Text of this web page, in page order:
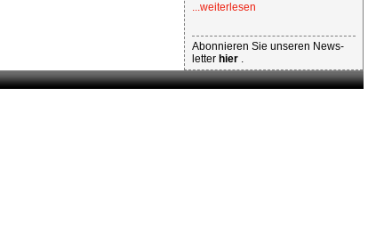
...weiterlesen
Abonnieren Sie unseren News-
letter hier .